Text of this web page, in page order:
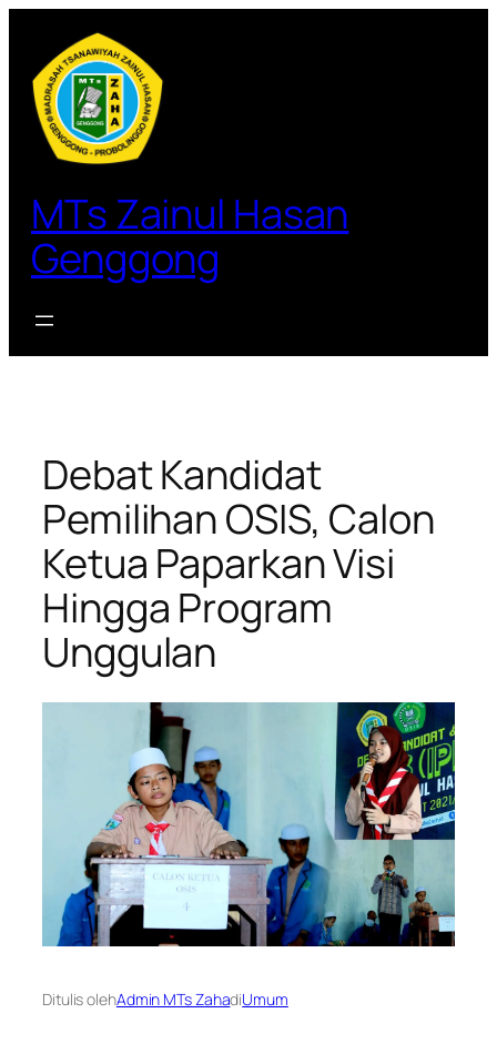
konten
MTs Zainul Hasan
Genggong
Debat Kandidat
Pemilihan OSIS, Calon
Ketua Paparkan Visi
Hingga Program
Unggulan
Ditulis olehAdmin MTs ZahadiUmum